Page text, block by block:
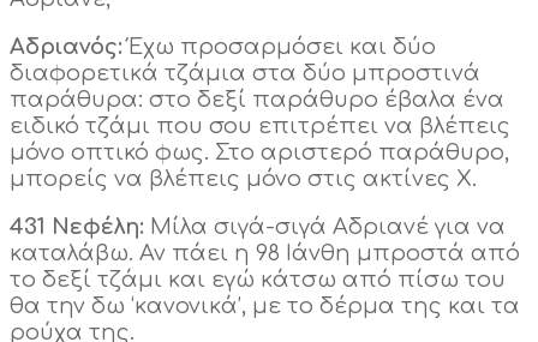
Αδριανός:Έχω προσαρμόσει και δύο
διαφορετικά τζάμια στα δύο μπροστινά
παράθυρα: στο δεξί παράθυρο έβαλα ένα
ειδικό τζάμι που σου επιτρέπει να βλέπεις
μόνο οπτικό φως. Στο αριστερό παράθυρο,
μπορείς να βλέπεις μόνο στις ακτίνες Χ.
431 Νεφέλη: Μίλα σιγά-σιγά Αδριανέ για να
καταλάβω. Αν πάει η 98 Ιάνθη μπροστά από
το δεξί τζάμι και εγώ κάτσω από πίσω του
θα την δω ‘κανονικά’, με το δέρμα της και τα
ρούχα της.